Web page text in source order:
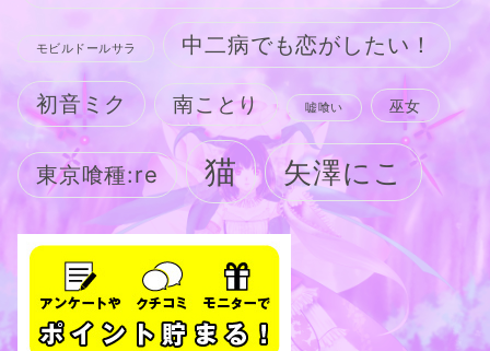
モビルドールサラ 中二病でも恋がしたい！
初音ミク 南ことり 嘘喰い 巫女
東京喰種:re 猫 矢澤にこ